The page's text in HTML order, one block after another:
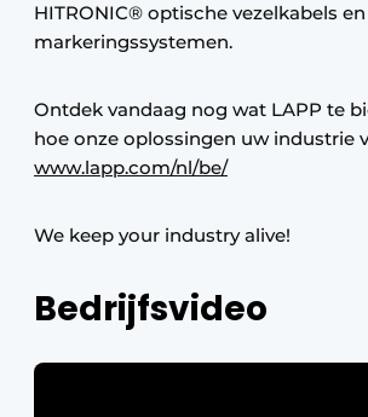
HITRONIC® optische vezelkabels
markeringssystemen.
Ontdek vandaag nog wat LAPP te
hoe onze oplossingen uw industrie
www.lapp.com/nl/be/
We keep your industry alive!
Bedrijfsvideo